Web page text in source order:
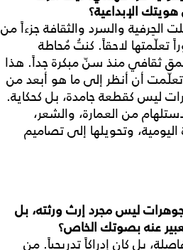
هويتك الإبداعية؟
الحِرفية والسرد والثقافة جزءاً من
تعلّمتها لاحقاً. كنتُ مُحاطة
ثقافي منذ سنّ مبكرة جداً. هذا
أن أنظر إلى ما هو أبعد من
ليس كقطعة جامدة، بل كحكاية.
من العمارة، والشعر،
وتحويلها إلى تصاميم
ليسمجردإرث ورثته، بل
عنهبصوتك الخاص؟
بل كان إدراكاً تدريجياً. من